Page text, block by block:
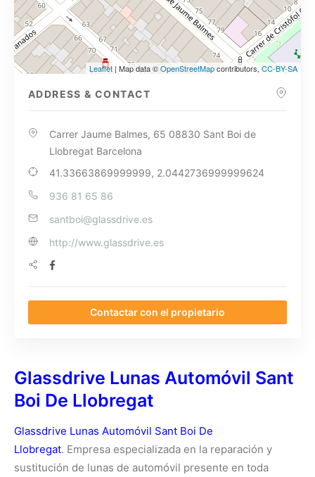
Leaflet| Map data ©OpenStreetMapcontributors, CC-BY-SA
ADDRESS & CONTACT
Carrer Jaume Balmes, 65 08830 Sant Boi de
Llobregat Barcelona
41.33663869999999, 2.0442736999999624
936 81 65 86
santboi@glassdrive.es
http://www.glassdrive.es
Contactar con el propietario
Glassdrive Lunas Automóvil Sant
Boi De Llobregat
Glassdrive Lunas Automóvil Sant Boi De
Llobregat. Empresa especializada en la reparación y
sustitución de lunas de automóvil presente en toda